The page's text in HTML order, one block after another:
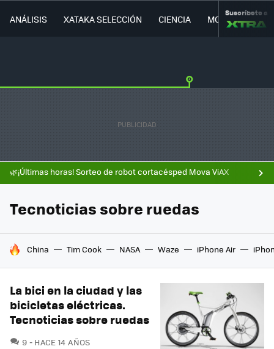
ANÁLISIS XATAKA SELECCIÓN CIENCIA MOVILIDAD
Suscríbete a
🌿¡Últimas horas! Sorteo de robot cortacésped Mova ViAX
Tecnoticias sobre ruedas
HOY SE HABLA DE
China Tim Cook NASA Waze iPhone Air
La bici en la ciudad y las
bicicletas eléctricas.
Tecnoticias sobre ruedas
9 COMENTARIOS
HACE 14 AÑOS